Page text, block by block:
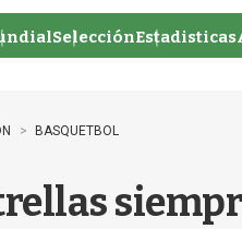
SelecciónEstadisticas
BASQUETBOL